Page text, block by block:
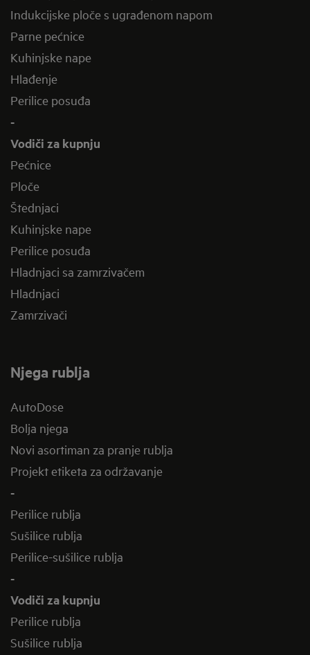
Indukcijske ploče s ugrađenom napom
Parne pećnice
Kuhinjske nape
Hlađenje
Perilice posuđa
-
Vodiči za kupnju
Pećnice
Ploče
Štednjaci
Kuhinjske nape
Perilice posuđa
Hladnjaci sa zamrzivačem
Hladnjaci
Zamrzivači
Njega rublja
AutoDose
Bolja njega
Novi asortiman za pranje rublja
Projekt etiketa za održavanje
-
Perilice rublja
Sušilice rublja
Perilice-sušilice rublja
-
Vodiči za kupnju
Perilice rublja
Sušilice rublja